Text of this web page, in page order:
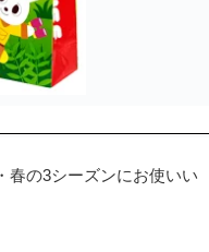
春の3シーズンにお使いい